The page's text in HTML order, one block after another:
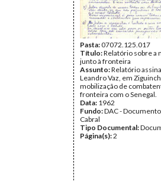
Pasta:07072.125.017
Título:Relatório sobre a
junto à fronteira
Assunto:Relatório
Leandro Vaz, em
mobilização de
fronteira com o Senegal.
Data: 1962
Fundo:DAC -
Cabral
Tipo Documental:
Página(s):2